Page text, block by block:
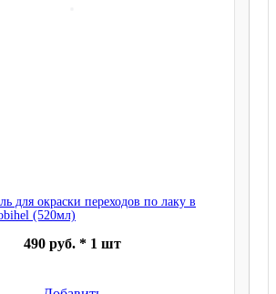
для окраски переходов по лаку в
(520мл)
490 руб. * 1 шт